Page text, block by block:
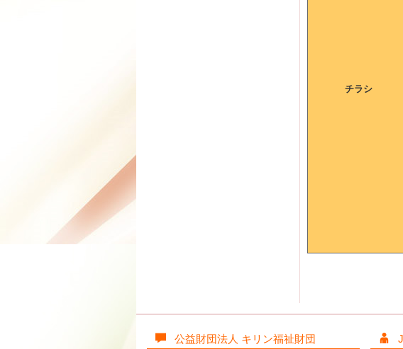
チラシ
公益財団法人 キリン福祉財団